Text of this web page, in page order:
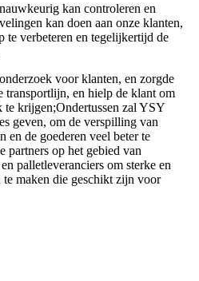
kan controleren en
kan doen aan onze klanten,
te verbeteren en tegelijkertijd de
voor klanten, en zorgde
transportlijn, en hielp de klant om
te krijgen;Ondertussen zal YSY
geven, om de verspilling van
en de goederen veel beter te
partners op het gebied van
palletleveranciers om sterke en
maken die geschikt zijn voor